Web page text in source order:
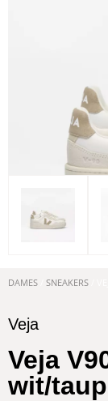
DAMES SNEAKERS
Veja
Veja
wit/